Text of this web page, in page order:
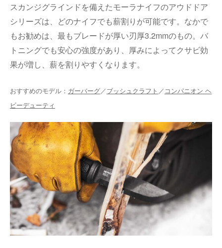
スカンジグラインドを備えたモーラナイフのアウドドア
シリーズは、どのナイフでも薪割りが可能です。なかで
もお勧めは、最もブレードが厚い刃厚3.2mmのもの。バ
トニングでも安心の強度があり、厚みによってクサビ効
果が増し、薪を割りやすくなります。
おすすめのモデル： ガーバーグ／ブッシュクラフト ／ コンパニオン ヘ
ビーデューティ